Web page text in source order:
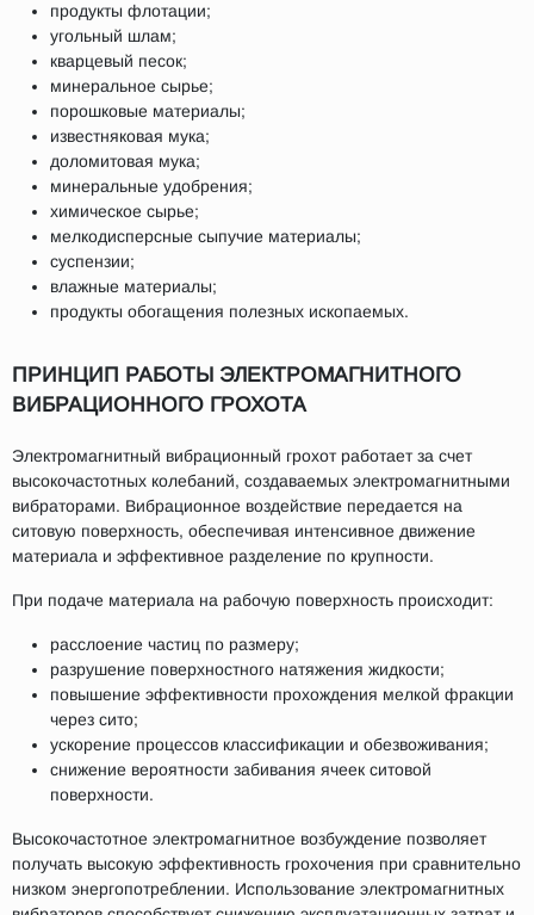
продукты флотации;
угольный шлам;
кварцевый песок;
минеральное сырье;
порошковые материалы;
известняковая мука;
доломитовая мука;
минеральные удобрения;
химическое сырье;
мелкодисперсные сыпучие материалы;
суспензии;
влажные материалы;
продукты обогащения полезных ископаемых.
ПРИНЦИП РАБОТЫ ЭЛЕКТРОМАГНИТНОГО
ВИБРАЦИОННОГО ГРОХОТА
Электромагнитный вибрационный грохот работает за счет
высокочастотных колебаний, создаваемых электромагнитными
вибраторами. Вибрационное воздействие передается на
ситовую поверхность, обеспечивая интенсивное движение
материала и эффективное разделение по крупности.
При подаче материала на рабочую поверхность происходит:
расслоение частиц по размеру;
разрушение поверхностного натяжения жидкости;
повышение эффективности прохождения мелкой фракции
через сито;
ускорение процессов классификации и обезвоживания;
снижение вероятности забивания ячеек ситовой
поверхности.
Высокочастотное электромагнитное возбуждение позволяет
получать высокую эффективность грохочения при сравнительно
низком энергопотреблении. Использование электромагнитных